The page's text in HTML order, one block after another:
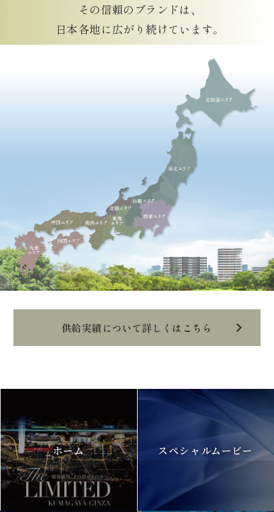
その信頼のブランドは、
日本各地に広がり続けています。
供給実績について詳しくはこちら
ホーム スペシャルムービー